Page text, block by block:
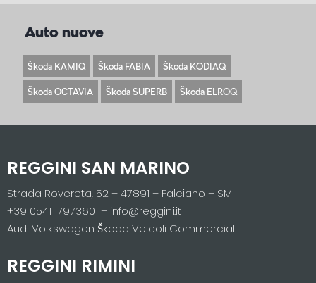
Auto nuove
Škoda KAMIQ Škoda FABIA Škoda KODIAQ
Škoda OCTAVIA Škoda SUPERB Škoda ELROQ
REGGINI SAN MARINO
Strada Rovereta, 52 – 47891 – Falciano – SM
+39 0541 1797360 – info@reggini.it
Audi Volkswagen Škoda Veicoli Commerciali
REGGINI RIMINI